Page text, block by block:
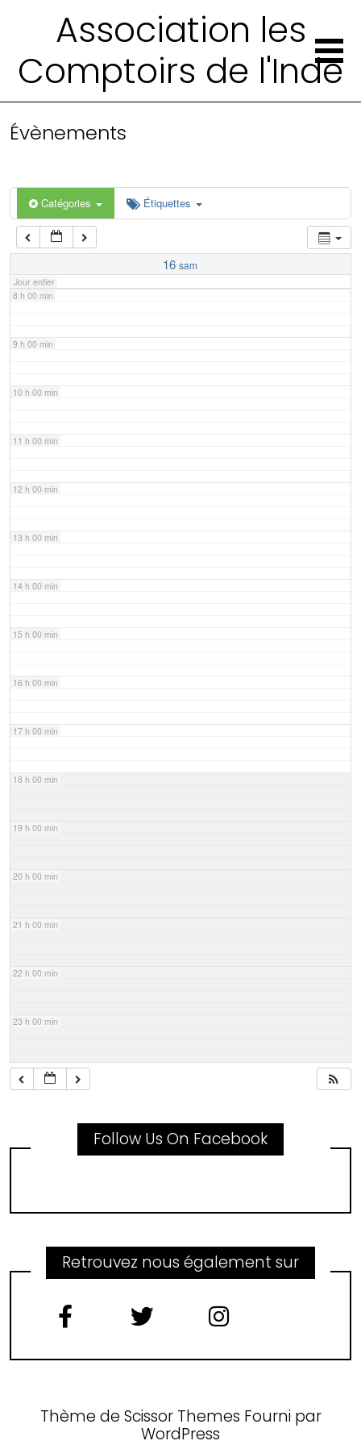
Association les
Comptoirs de l'Inde
Évènements
Catégories Étiquettes
16 sam
Jour entier
4 h 00 min
6 h 00 min
7 h 00 min
8 h 00 min
9 h 00 min
10 h 00 min
11 h 00 min
12 h 00 min
13 h 00 min
14 h 00 min
15 h 00 min
16 h 00 min
17 h 00 min
18 h 00 min
19 h 00 min
20 h 00 min
21 h 00 min
22 h 00 min
23 h 00 min
Follow Us On Facebook
Retrouvez nous également sur
Thème de Scissor Themes Fourni par
WordPress